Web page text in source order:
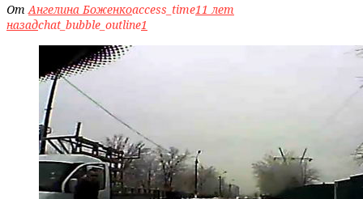
ОтАнгелина Боженкоaccess_time11 лет
назадchat_bubble_outline1